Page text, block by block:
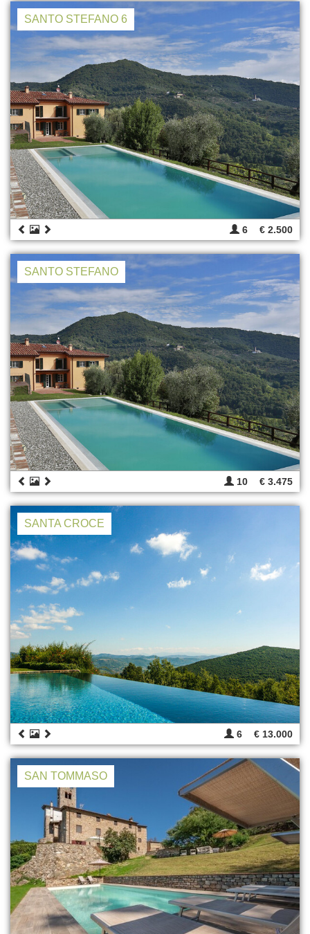
SANTO STEFANO 6
6 € 2.500
SANTO STEFANO
10 € 3.475
SANTA CROCE
6 € 13.000
SAN TOMMASO